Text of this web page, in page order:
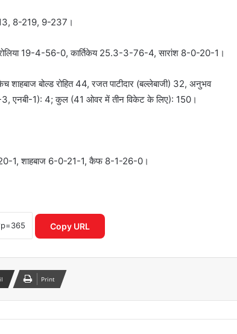
8-219, 9-237।
19-4-56-0, कार्तिकेय 25.3-3-76-4, सारांश 8-0-20-1।
शाहबाज बोल्ड रोहित 44, रजत पाटीदार (बल्लेबाजी) 32, अनुभव
3, एनबी-1): 4; कुल (41 ओवर में तीन विकेट के लिए): 150।
1, शाहबाज 6-0-21-1, कैफ 8-1-26-0।
Copy URL
Print
रोमांचक जीत, केकेआर को झटका
CSK के लिए बड़ी राहत डेवाल्ड ब्रेविस फिट